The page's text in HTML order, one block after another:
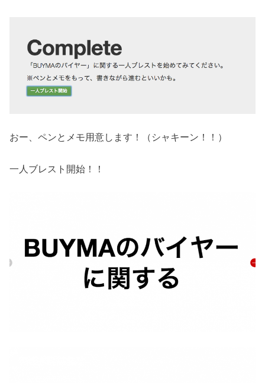
おー、ペンとメモ用意します！（シャキーン！！）
一人ブレスト開始！！